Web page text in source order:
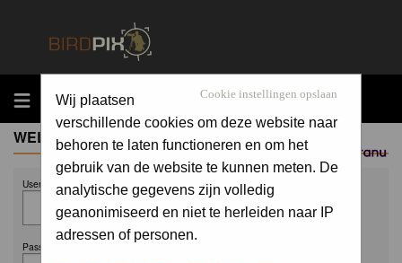
MENU
Sponsored by
Cookie instellingen opslaan
Wij plaatsen
verschillende cookies om deze website naar
behoren te laten functioneren en om het
gebruik van de website te kunnen meten. De
analytische gegevens zijn volledig
geanonimiseerd en niet te herleiden naar IP
adressen of personen.
WELCOME GUEST
Username:
Password: